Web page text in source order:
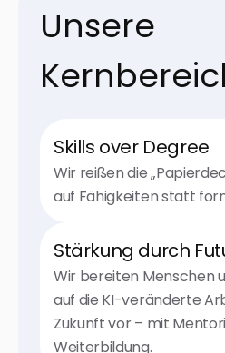
Unsere
Skills over Degree
Wir reißen die
auf Fähigkeiten statt
Stärkung durch
Wir bereiten Menschen
auf die KI-veränderte
Zukunft vor – mit
Weiterbildung.